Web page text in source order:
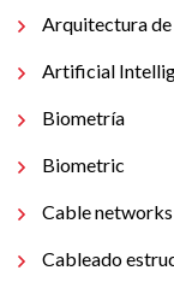
Arquitectura
Artificial
Biometría
Biometric
Cable networks
Cableado